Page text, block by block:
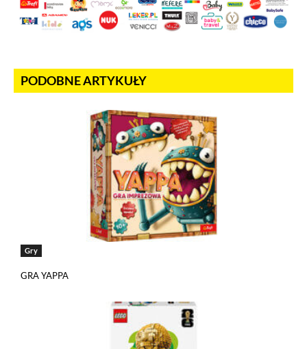
PODOBNE ARTYKUŁY
Gry
GRA YAPPA